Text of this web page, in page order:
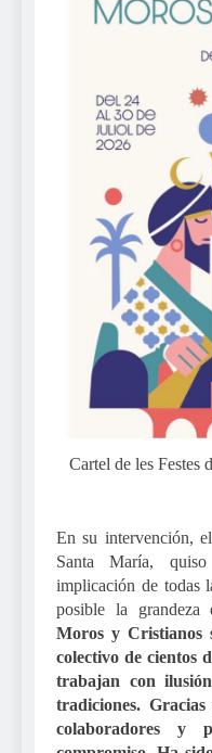
Cartel de les Festes
En su intervención,
Santa María,
implicación de todas
posible la grandeza
Moros y Cristianos
colectivo de cientos
trabajan con
tradiciones.
colaboradores y